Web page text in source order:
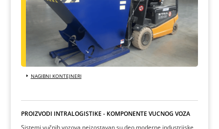
NAGIBNI KONTEJNERI
PROIZVODI INTRALOGISTIKE - KOMPONENTE VUČNOG VOZA